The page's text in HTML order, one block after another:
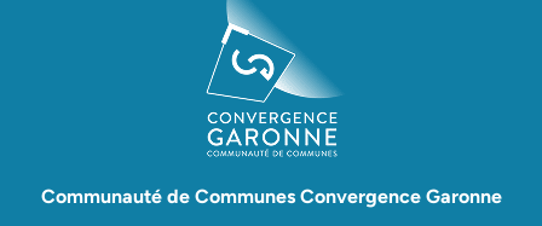
Communauté de Communes Convergence Garonne